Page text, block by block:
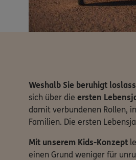
Weshalb Sie beruhigt
sich über die ersten
damit verbundenen Rollen,
Familien. Die ersten
Mit unserem Kids-Konzept
einen Grund weniger für